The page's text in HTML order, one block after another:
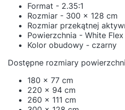
Format - 2.35:1
Rozmiar - 300 x 128 cm
Rozmiar przekątnej
Powierzchnia - White Flex
Kolor obudowy - czarny
Dostępne rozmiary
180 x 77 cm
220 x 94 cm
260 x 111 cm